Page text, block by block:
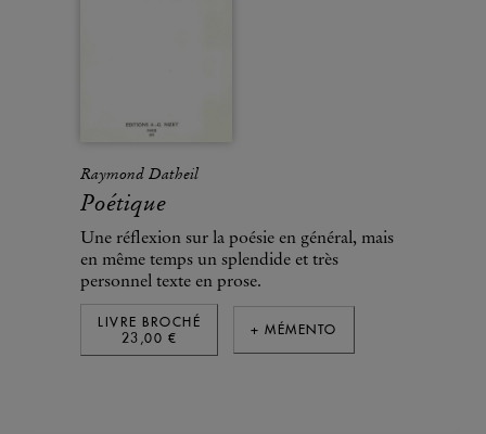
Raymond Datheil
Poétique
Une réflexion sur la poésie en général, mais
en même temps un splendide et très
personnel texte en prose.
LIVRE BROCHÉ
23,00 €
+ MÉMENTO